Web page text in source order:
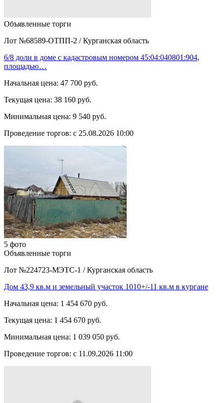
Объявленные торги
Лот №68589-ОТПП-2 / Курганская область
6/8 доли в доме с кадастровым номером 45:04:040801:904,
площадью…
Начальная цена: 47 700 руб.
Текущая цена: 38 160 руб.
Минимальная цена: 9 540 руб.
Проведение торгов: с 25.08.2026 10:00
5 фото
Объявленные торги
Лот №224723-МЭТС-1 / Курганская область
Дом 43,9 кв.м и земельный участок 1010+/-11 кв.м в кургане
Начальная цена: 1 454 670 руб.
Текущая цена: 1 454 670 руб.
Минимальная цена: 1 039 050 руб.
Проведение торгов: с 11.09.2026 11:00